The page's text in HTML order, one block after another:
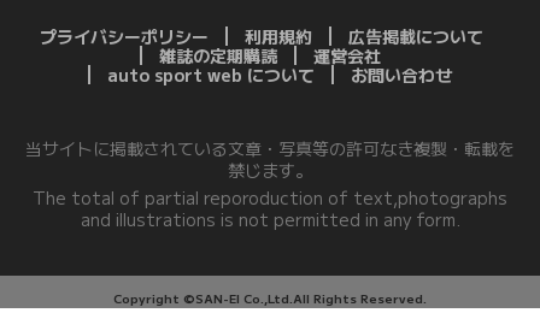
プライバシーポリシー 利用規約
広告掲載について
雑誌の定期購読
運営会社
auto sport web について
お問い合わせ
当サイトに掲載されている文章・写真等の許可なき複製・転載を
禁じます。
The total of partial reporoduction of text,photographs
and illustrations is not permitted in any form.
Copyright ©SAN-EI Co.,Ltd.All Rights Reserved.